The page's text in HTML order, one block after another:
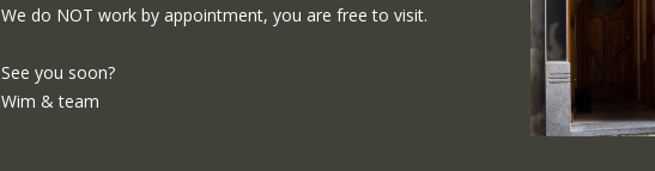
We do NOT work by appointment, you are free to visit.
See you soon?
Wim & team